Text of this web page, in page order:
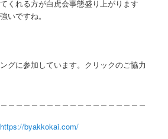
くれる方が白虎会事態盛り上がります
いですね。
グに参加しています。クリックのご協力
https://byakkokai.com/